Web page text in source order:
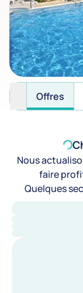
Offres
Nous
faire
Quelques